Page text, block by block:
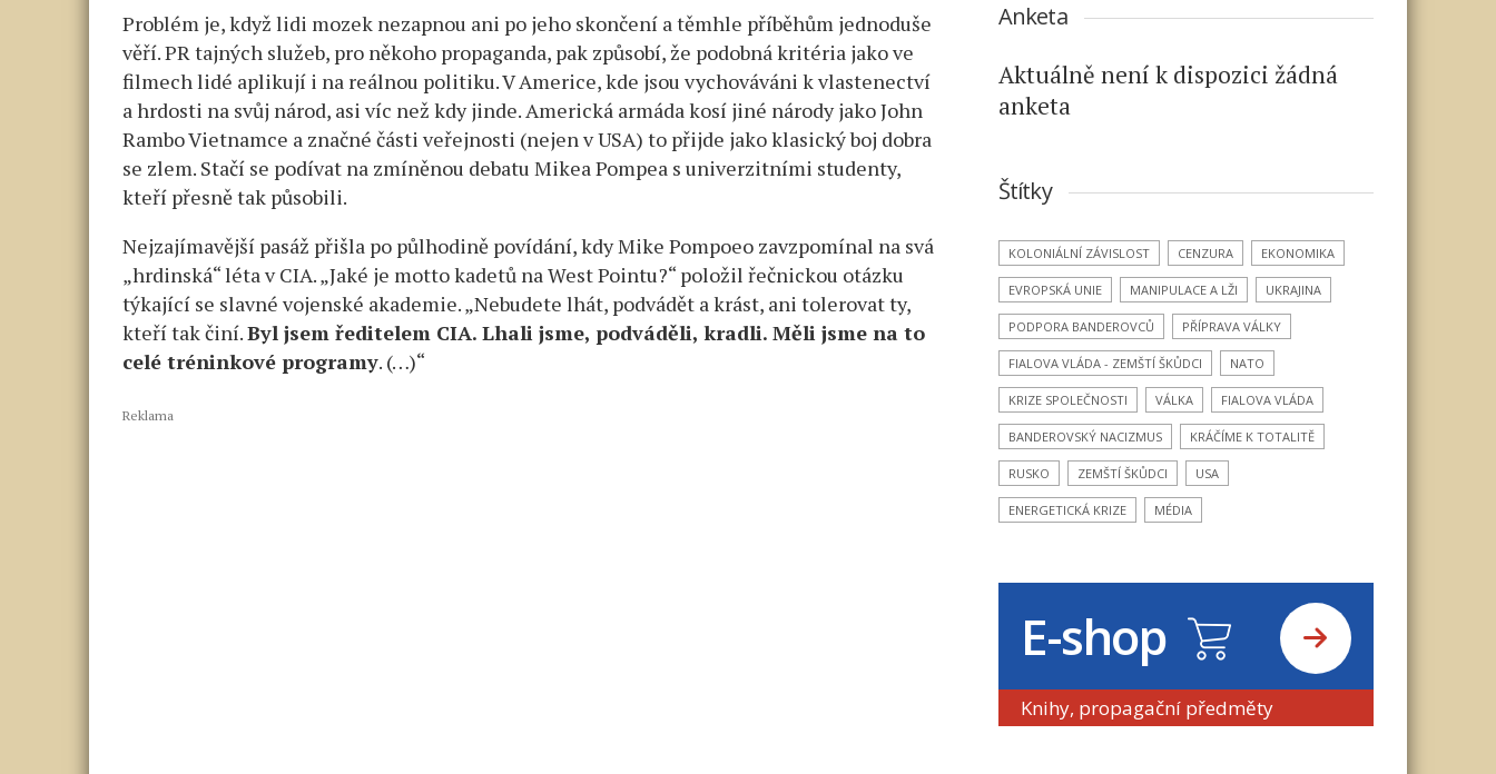
Problém je, když lidi mozek nezapnou ani po jeho skončení a těmhle příběhům jednoduše
věří. PR tajných služeb, pro někoho propaganda, pak způsobí, že podobná kritéria jako ve
filmech lidé aplikují i na reálnou politiku. V Americe, kde jsou vychováváni k vlastenectví
a hrdosti na svůj národ, asi víc než kdy jinde. Americká armáda kosí jiné národy jako John
Rambo Vietnamce a značné části veřejnosti (nejen v USA) to přijde jako klasický boj dobra
se zlem. Stačí se podívat na zmíněnou debatu Mikea Pompea s univerzitními studenty,
kteří přesně tak působili.
Nejzajímavější pasáž přišla po půlhodině povídání, kdy Mike Pompoeo zavzpomínal na svá
„hrdinská“ léta v CIA. „Jaké je motto kadetů na West Pointu?“ položil řečnickou otázku
týkající se slavné vojenské akademie. „Nebudete lhát, podvádět a krást, ani tolerovat ty,
kteří tak činí.Byl jsem ředitelem CIA. Lhali jsme, podváděli, kradli. Měli jsme na to
celé tréninkové programy. (…)“
Reklama
Anketa
Aktuálně není k dispozici žádná
anketa
Štítky
KOLONIÁLNÍ ZÁVISLOST CENZURA EKONOMIKA
EVROPSKÁ UNIE MANIPULACE A LŽI UKRAJINA
PODPORA BANDEROVCŮ PŘÍPRAVA VÁLKY
FIALOVA VLÁDA - ZEMŠTÍ ŠKŮDCI NATO
KRIZE SPOLEČNOSTI VÁLKA FIALOVA VLÁDA
BANDEROVSKÝ NACIZMUS KRÁČÍME K TOTALITĚ
RUSKO ZEMŠTÍ ŠKŮDCI USA
ENERGETICKÁ KRIZE MÉDIA
E-shop
Knihy, propagační předměty